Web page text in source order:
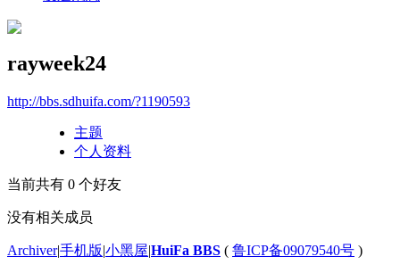
rayweek24
http://bbs.sdhuifa.com/?1190593
主题
个人资料
当前共有 0 个好友
没有相关成员
Archiver|手机版|小黑屋|HuiFa BBS ( 鲁ICP备09079540号 )